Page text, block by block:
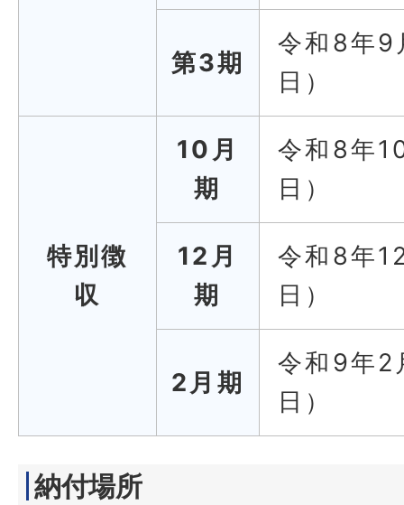
第3期
令和8年9
日）
特別徴
収
10月
期
令和8年
日）
12月
期
令和8年
日）
2月期
令和9年2
日）
納付場所